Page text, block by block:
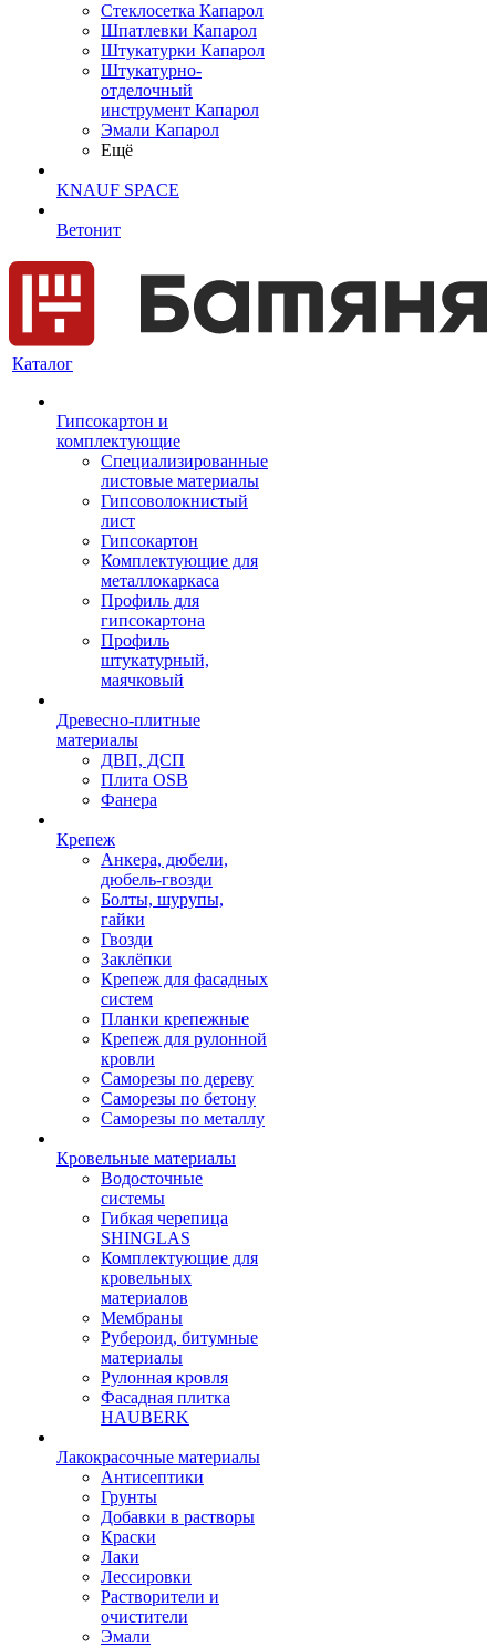
Cтеклосетка Капарол
Шпатлевки Капарол
Штукатурки Капарол
Штукатурно-
отделочный
инструмент Капарол
Эмали Капарол
Ещё
KNAUF SPACE
Ветонит
Каталог
Гипсокартон и
комплектующие
Специализированные
листовые материалы
Гипсоволокнистый
лист
Гипсокартон
Комплектующие для
металлокаркаса
Профиль для
гипсокартона
Профиль
штукатурный,
маячковый
Древесно-плитные
материалы
ДВП, ДСП
Плита OSB
Фанера
Крепеж
Анкера, дюбели,
дюбель-гвозди
Болты, шурупы,
гайки
Гвозди
Заклёпки
Крепеж для фасадных
систем
Планки крепежные
Крепеж для рулонной
кровли
Саморезы по дереву
Саморезы по бетону
Саморезы по металлу
Кровельные материалы
Водосточные
системы
Гибкая черепица
SHINGLAS
Комплектующие для
кровельных
материалов
Мембраны
Рубероид, битумные
материалы
Рулонная кровля
Фасадная плитка
HAUBERK
Лакокрасочные материалы
Антисептики
Грунты
Добавки в растворы
Краски
Лаки
Лессировки
Растворители и
очистители
Эмали